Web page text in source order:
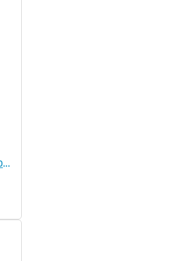
HARDLİNE %100 WHEY PROTEİN 1600 GR